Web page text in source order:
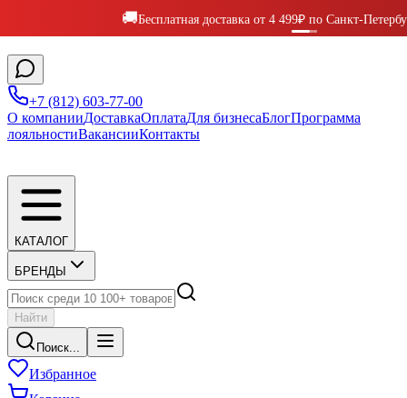
🚚Бесплатная доставка от 4 499₽ по Санкт-
+7 (812) 603-77-00
О компанииДоставкаОплатаДля бизнесаБлогПрограмма
лояльностиВакансииКонтакты
КАТАЛОГ
БРЕНДЫ
Найти
Поиск...
Избранное